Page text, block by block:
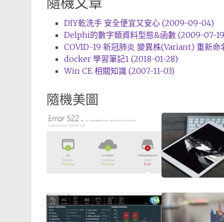
DIY乾洗手 安全便宜又安心 (2009-09-04)
Delphi的數字類資料型態&函數 (2009-07-
COVID-19 新冠肺炎 變異株(Variant) 重新
docker 學習筆記1 (2018-01-28)
Win CE 相關知識 (2007-11-03)
隨機美圖